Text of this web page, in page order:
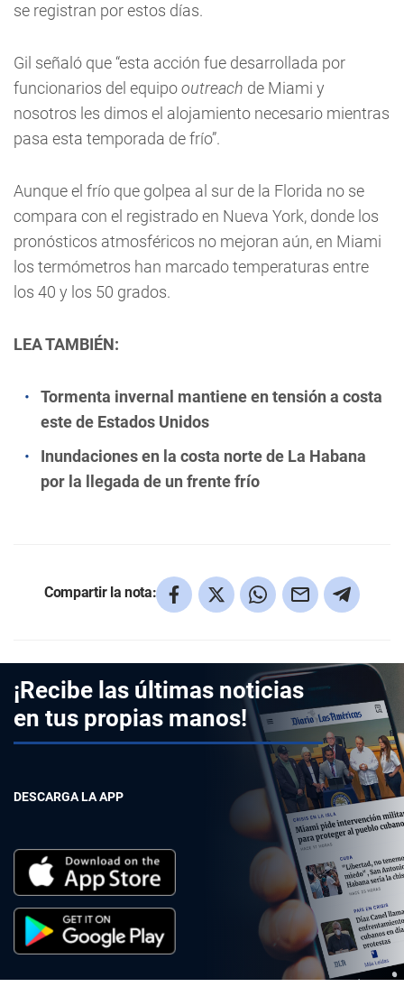
se registran por estos días.
Gil señaló que “esta acción fue desarrollada por
funcionarios del equipooutreach de Miami y
nosotros les dimos el alojamiento necesario mientras
pasa esta temporada de frío”.
Aunque el frío que golpea al sur de la Florida no se
compara con el registrado en Nueva York, donde los
pronósticos atmosféricos no mejoran aún, en Miami
los termómetros han marcado temperaturas entre
los 40 y los 50 grados.
LEA TAMBIÉN:
Tormenta invernal mantiene en tensión a costa
este de Estados Unidos
Inundaciones en la costa norte de La Habana
por la llegada de un frente frío
Compartir la nota:
¡Recibe las últimas noticias
en tus propias manos!
DESCARGA LA APP